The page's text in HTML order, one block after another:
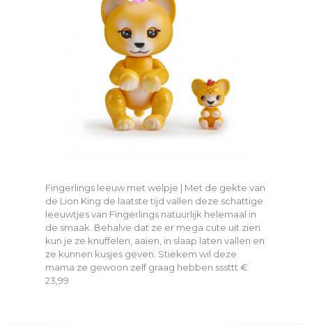
Fingerlings leeuw met welpje | Met de gekte van
de Lion King de laatste tijd vallen deze schattige
leeuwtjes van Fingerlings natuurlijk helemaal in
de smaak. Behalve dat ze er mega cute uit zien
kun je ze knuffelen, aaien, in slaap laten vallen en
ze kunnen kusjes geven. Stiekem wil deze
mama ze gewoon zelf graag hebben sssttt €
23,99